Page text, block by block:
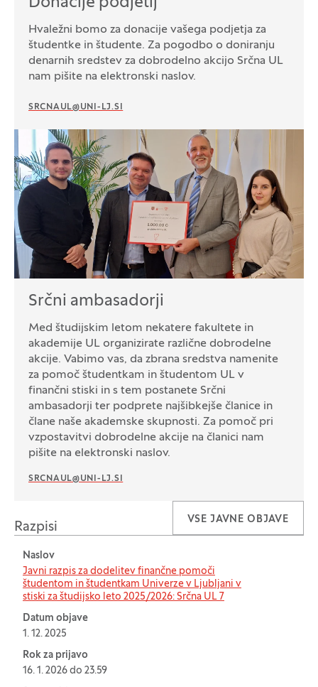
Hvaležni bomo za donacije vašega podjetja za
študentke in študente. Za pogodbo o doniranju
denarnih sredstev za dobrodelno akcijo Srčna UL
nam pišite na elektronski naslov.
SRCNAUL@UNI-LJ.SI
Srčni ambasadorji
Med študijskim letom nekatere fakultete in
akademije UL organizirate različne dobrodelne
akcije. Vabimo vas, da zbrana sredstva namenite
za pomoč študentkam in študentom UL v
finančni stiski in s tem postanete Srčni
ambasadorji ter podprete najšibkejše članice in
člane naše akademske skupnosti. Za pomoč pri
vzpostavitvi dobrodelne akcije na članici nam
pišite na elektronski naslov.
SRCNAUL@UNI-LJ.SI
Razpisi
VSE JAVNE OBJAVE
Tabela za: Razpisi
Naslov
Javni razpis za dodelitev finančne pomoči
študentom in študentkam Univerze v Ljubljani v
stiski za študijsko leto 2025/2026: Srčna UL 7
Datum objave
1. 12. 2025
Rok za prijavo
16. 1. 2026 do 23.59